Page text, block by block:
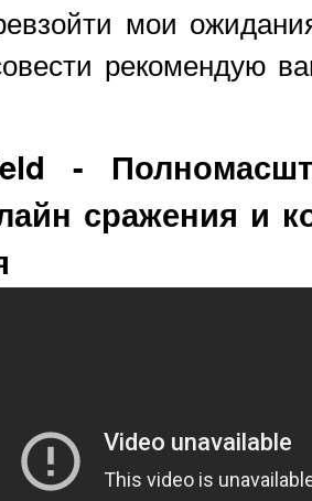
мои
рекомендую
-
сражения и